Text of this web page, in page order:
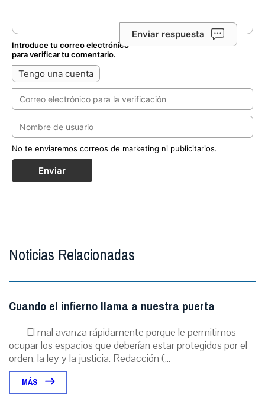
Enviar respuesta
Introduce tu correo electrónico
para verificar tu comentario.
Tengo una cuenta
No te enviaremos correos de marketing ni publicitarios.
Enviar
Noticias Relacionadas
Cuando el infierno llama a nuestra puerta
El mal avanza rápidamente porque le permitimos
ocupar los espacios que deberían estar protegidos por el
orden, la ley y la justicia. Redacción (...
MÁS